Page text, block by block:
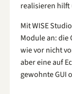
realisieren hilft
Mit WISE
Module an: die
wie vor nicht
aber eine auf
gewohnte GUI